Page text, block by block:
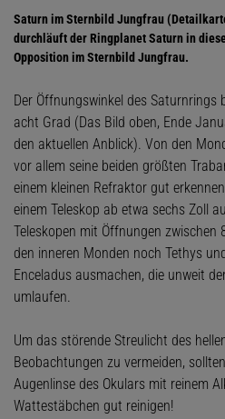
Saturn im Sternbild Jungfrau
durchläuft der Ringplanet Saturn in
Opposition im Sternbild Jungfrau.
Der Öffnungswinkel des
acht Grad (Das Bild oben, Ende
den aktuellen Anblick). Von den
vor allem seine beiden größten
einem kleinen Refraktor gut
einem Teleskop ab etwa sechs Zoll
Teleskopen mit Öffnungen zwischen
den inneren Monden noch Tethys
Enceladus ausmachen, die unweit
umlaufen.
Um das störende Streulicht des
Beobachtungen zu vermeiden,
Augenlinse des Okulars mit reinem
Wattestäbchen gut reinigen!